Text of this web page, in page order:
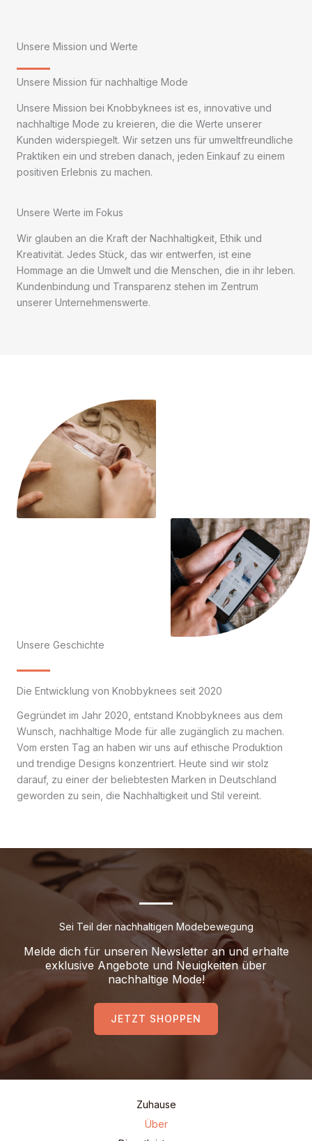
Unsere Mission und Werte
Unsere Mission für nachhaltige Mode
Unsere Mission bei Knobbyknees ist es, innovative und
nachhaltige Mode zu kreieren, die die Werte unserer
Kunden widerspiegelt. Wir setzen uns für umweltfreundliche
Praktiken ein und streben danach, jeden Einkauf zu einem
positiven Erlebnis zu machen.
Unsere Werte im Fokus
Wir glauben an die Kraft der Nachhaltigkeit, Ethik und
Kreativität. Jedes Stück, das wir entwerfen, ist eine
Hommage an die Umwelt und die Menschen, die in ihr leben.
Kundenbindung und Transparenz stehen im Zentrum
unserer Unternehmenswerte.
Unsere Geschichte
Die Entwicklung von Knobbyknees seit 2020
Gegründet im Jahr 2020, entstand Knobbyknees aus dem
Wunsch, nachhaltige Mode für alle zugänglich zu machen.
Vom ersten Tag an haben wir uns auf ethische Produktion
und trendige Designs konzentriert. Heute sind wir stolz
darauf, zu einer der beliebtesten Marken in Deutschland
geworden zu sein, die Nachhaltigkeit und Stil vereint.
Sei Teil der nachhaltigen Modebewegung
Melde dich für unseren Newsletter an und erhalte
exklusive Angebote und Neuigkeiten über
nachhaltige Mode!
JETZT SHOPPEN
Zuhause
Über